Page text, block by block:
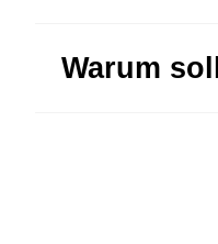
Warum